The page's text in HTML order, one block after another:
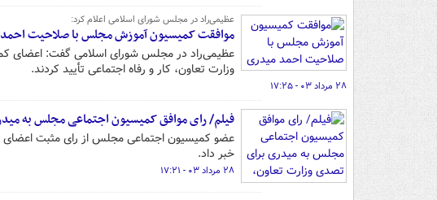
عظیمی‌راد در مجلس شورای اسلامی اعلام کرد:
موافقت کمیسیون آموزش مجلس با صلاحیت
عظیمی‌راد در مجلس شورای اسلامی گفت: اعضای
وزارت تعاون، کار و رفاه اجتماعی تأیید کردند.
۲۸ مرداد ۰۳ - ۱۷:۲۵
فیلم/ رای موافق کمیسیون اجتماعی مجلس به
عضو کمیسیون اجتماعی مجلس از رای مثبت اعضای
خبر داد.
۲۸ مرداد ۰۳ - ۱۷:۲۱